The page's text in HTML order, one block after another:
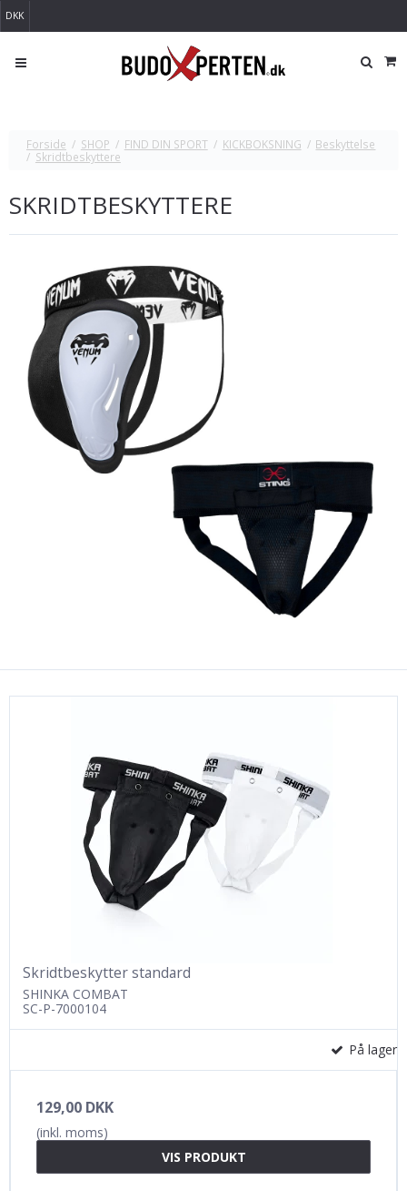
DKK
Forside / SHOP / FIND DIN SPORT / KICKBOKSNING / Beskyttelse
/ Skridtbeskyttere
SKRIDTBESKYTTERE
Skridtbeskytter standard
SHINKA COMBAT
SC-P-7000104
På lager
129,00 DKK
(inkl. moms)
VIS PRODUKT